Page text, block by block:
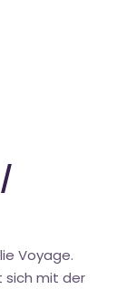
Voyage.
sich mit der